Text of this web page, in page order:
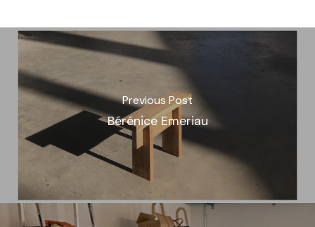
Previous Post
Bérénice Emeriau